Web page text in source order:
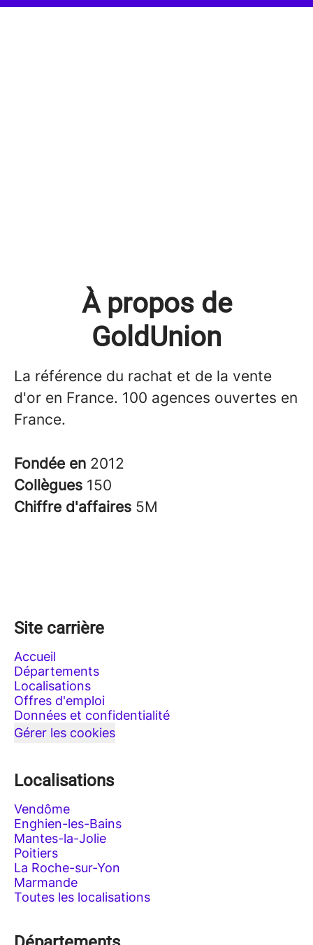
À propos de
GoldUnion
La référence du rachat et de la vente
d'or en France. 100 agences ouvertes en
France.
Fondée en 2012
Collègues 150
Chiffre d'affaires 5M
Site carrière
Accueil
Départements
Localisations
Offres d'emploi
Données et confidentialité
Gérer les cookies
Localisations
Vendôme
Enghien-les-Bains
Mantes-la-Jolie
Poitiers
La Roche-sur-Yon
Marmande
Toutes les localisations